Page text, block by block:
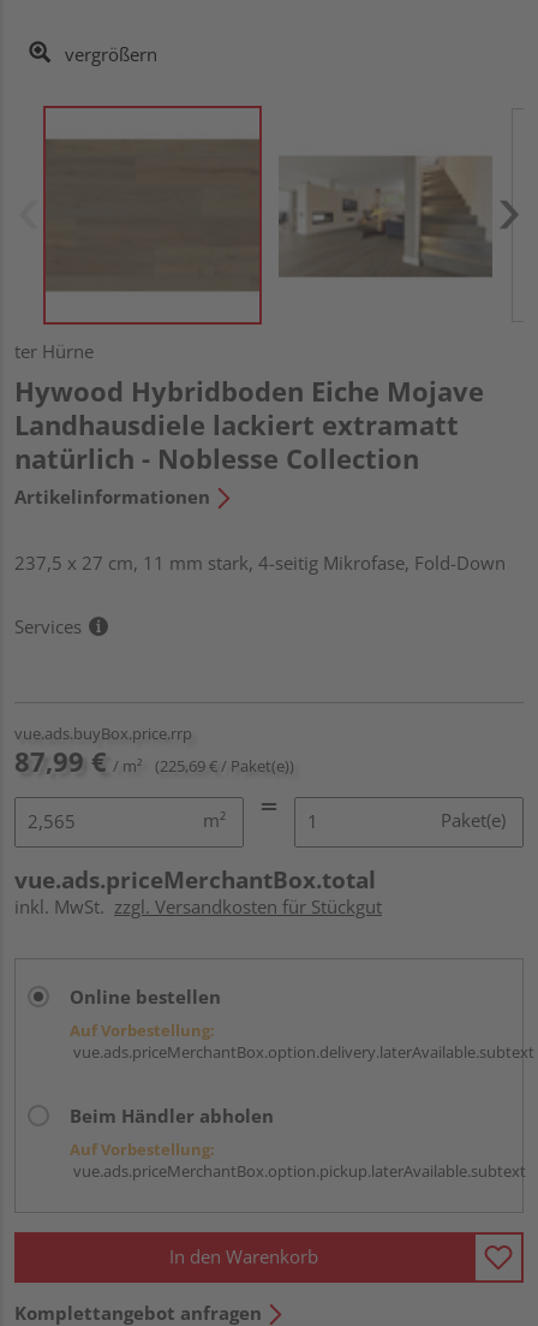
vergrößern
ter Hürne
Hywood Hybridboden Eiche Mojave
Landhausdiele lackiert extramatt
natürlich - Noblesse Collection
Artikelinformationen
237,5 x 27 cm, 11 mm stark, 4-seitig Mikrofase, Fold-Down
Services
vue.ads.buyBox.price.rrp
87,99 € / m² (225,69 € / Paket(e))
m² Paket(e)
vue.ads.priceMerchantBox.total
inkl. MwSt. zzgl. Versandkosten für Stückgut
Online bestellen
Auf Vorbestellung:
vue.ads.priceMerchantBox.option.delivery.laterAvailable.subtext
Beim Händler abholen
Auf Vorbestellung:
vue.ads.priceMerchantBox.option.pickup.laterAvailable.subtext
In den Warenkorb
Komplettangebot anfragen